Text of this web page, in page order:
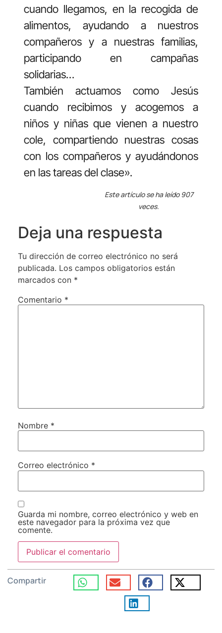
cuando llegamos, en la recogida de
alimentos, ayudando a nuestros
compañeros y a nuestras familias,
participando en campañas
solidarias…
También actuamos como Jesús
cuando recibimos y acogemos a
niños y niñas que vienen a nuestro
cole, compartiendo nuestras cosas
con los compañeros y ayudándonos
en las tareas del clase».
Este artículo se ha leído 907
veces.
Deja una respuesta
Tu dirección de correo electrónico no será
publicada. Los campos obligatorios están
marcados con *
Comentario *
Nombre *
Correo electrónico *
Guarda mi nombre, correo electrónico y web en
este navegador para la próxima vez que
comente.
Compartir